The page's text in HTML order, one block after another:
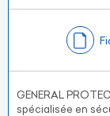
GENERAL
spécialisée en